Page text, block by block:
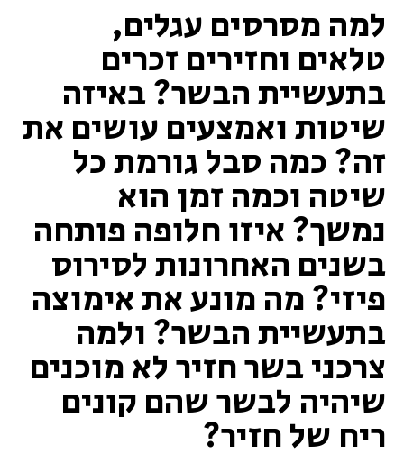
ב
ת
ע
ש
י
י
ת
ה
ב
ש
ר
ו
ב
א
ה
ש
י
ט
למה מסרסים עגלים,
טלאים וחזירים זכרים
בתעשיית הבשר? באיזה
שיטות ואמצעים עושים את
זה? כמה סבל גורמת כל
שיטה וכמה זמן הוא
נמשך? איזו חלופה פותחה
בשנים האחרונות לסירוס
פיזי? מה מונע את אימוצה
בתעשיית הבשר? ולמה
צרכני בשר חזיר לא מוכנים
שיהיה לבשר שהם קונים
ריח של חזיר?